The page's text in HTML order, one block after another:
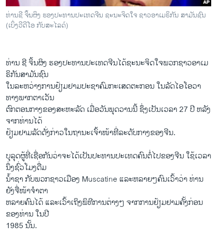
ສຽງ
ລາຍການກະຈາຍສຽງ
ພາສາຕ່າງໆ
ທ່ານຊີ ຈິ້ນຜິງ ຮອງ​ປະທານ​ປະ​ເທດ​ຈີນ ​ຊະນະ​ຈິດ​ໃຈ ຊາວ​ອາ​ເມຣິກັນ ສາ​ມັນ​ຊົນ
(ເບິ່ງວີດີໂອ ກັບສະໄລດ໌)
ທ່ານ ຊີ ຈິ້ນ​ຜິ​ງ ຮອງ​ປະທານ​ປະ​ເທດ​ຈີນ​ໄດ້​ຊະນະ​ຈິດ​ໃຈພວກ​ຊາວ​ອາ​ເມ
ຣິກັນສາ​ມັນ​ຊົນ
ໃນ​ລະຫວ່າງ​ການ​ຢ້ຽມຢາມ​ປະຊາ​ຄົມ​ກະ​ເສດ​ຕະກອນ ​ໃນ​ລັດໄອ​ໂອວາ
ທາງພາກຕາ​ເວັນ
ຕົກ​ຕອນ​ກາງຂອງ​ສະຫະລັດ ​ເມື່ອ​ວັນ​ພຸດ​ວານ​ນີ້ ຊຶ່ງ​ເປັນ​ເວລາ 27 ປີ ຫລັງ​
ຈາກ​ທ່ານ​ໄດ້
ຢ້ຽມຢາມລັດ​ດັ່ງກ່າວ​ໃນ​ຖານະ​ເຈົ້າໜ້າ​ທີ່​ລະດັບ​ກາງຂອງ​ຈີນ.
ບຸລຸດ​ຜູ້​ທີ່ເຊື່ອ​ກັນ​ວ່າ​ຈະໄດ້ເປັນ​ປະທາ​ນປະ​ເທດ​ຄົນ​ຕໍ່​ໄປ​ຂອງ​ຈີນ ໃຊ້​ເວລາ
ນຶ່ງ​ຊົ່ວ​ໂມງ​ດື່ມ​
ນໍ້າ​ຊາ​ ກັບ​ພວກ​ຊາວ​ເມືອງ Muscatine ​ແລະ​ຫລາຍໆ​ຄົນ​ເວົ້າວ່າ ທ່ານ​
ຍັງ​ຈື່​ໜ້າ​ຈໍາ​ຕາ​
ຫລາຍ​ຄົນໄດ້ ແລະເວົ້າ​ເຖິງພິທີການ​ຕ່າງໆ ຈາກ​ການ​ຢ້ຽມຢາມຄັ້ງ​ກ່ອນ​
ຂອງ​ທ່ານ ​ໃນ​ປີ
1985 ນັ້ນ.